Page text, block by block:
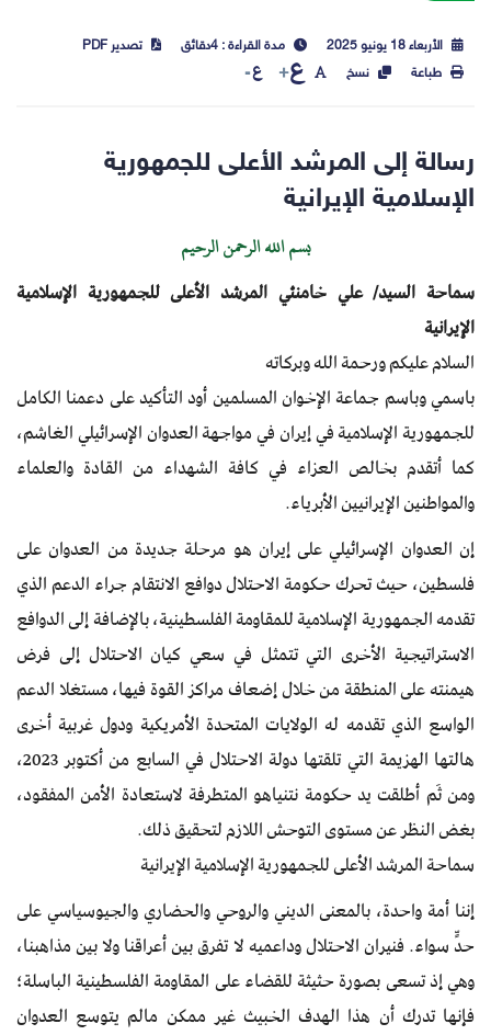
الأربعاء 18 يونيو 2025 مدة القراءة : 4دقائق
تصدير PDF
طباعة
نسخ ع ع
رسالة إلى المرشد الأعلى للجمهورية
الإسلامية الإيرانية
بسم الله الرحمن الرحيم
سماحة السيد/ علي خامنئي المرشد الأعلى للجمهورية الإسلامية
الإيرانية
السلام عليكم ورحمة الله وبركاته
باسمي وباسم جماعة الإخوان المسلمين أود التأكيد على دعمنا الكامل
للجمهورية الإسلامية في إيران في مواجهة العدوان الإسرائيلي الغاشم،
كما أتقدم بخالص العزاء في كافة الشهداء من القادة والعلماء
والمواطنين الإيرانيين الأبرياء.
إن العدوان الإسرائيلي على إيران هو مرحلة جديدة من العدوان على
فلسطين، حيث تحرك حكومة الاحتلال دوافع الانتقام جراء الدعم الذي
تقدمه الجمهورية الإسلامية للمقاومة الفلسطينية، بالإضافة إلى الدوافع
الاستراتيجية الأخرى التي تتمثل في سعي كيان الاحتلال إلى فرض
هيمنته على المنطقة من خلال إضعاف مراكز القوة فيها، مستغلا الدعم
الواسع الذي تقدمه له الولايات المتحدة الأمريكية ودول غربية أخرى
هالتها الهزيمة التي تلقتها دولة الاحتلال في السابع من أكتوبر 2023،
ومن ثَم أطلقت يد حكومة نتنياهو المتطرفة لاستعادة الأمن المفقود،
بغض النظر عن مستوى التوحش اللازم لتحقيق ذلك.
سماحة المرشد الأعلى للجمهورية الإسلامية الإيرانية
إننا أمة واحدة، بالمعنى الديني والروحي والحضاري والجيوسياسي على
حدٍّ سواء. فنيران الاحتلال وداعميه لا تفرق بين أعراقنا ولا بين مذاهبنا،
وهي إذ تسعى بصورة حثيثة للقضاء على المقاومة الفلسطينية الباسلة؛
فإنها تدرك أن هذا الهدف الخبيث غير ممكن مالم يتوسع العدوان